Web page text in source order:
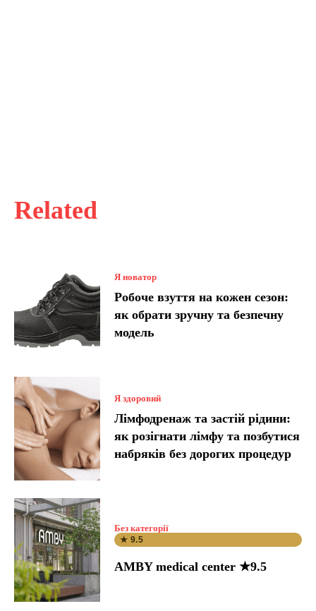
Related
Я новатор
Робоче взуття на кожен сезон:
як обрати зручну та безпечну
модель
Я здоровий
Лімфодренаж та застій рідини:
як розігнати лімфу та позбутися
набряків без дорогих процедур
Без категорії
★ 9.5
AMBY medical center ★9.5